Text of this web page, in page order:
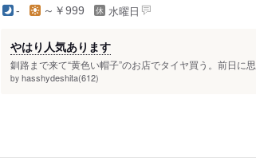
- ～￥999 水曜日
やはり人気あります
釧路まで来て“黄色い帽子”のお店でタイヤ買う。前日に
by hasshydeshita(612)